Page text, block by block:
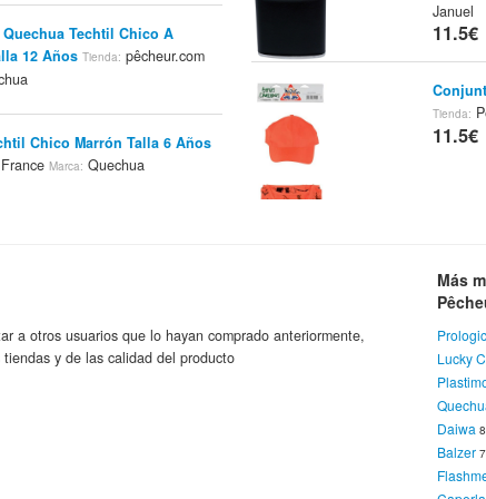
Techtil Chico A
12 Años Tienda: pêcheur.com
Chico Marrón Talla 6 Años
FranceMarca: Quechua
0.7l Color Metal
Januel
11.5€
Tienda:
11.5€
11.5€
Color
11.5€
a otros usuarios que lo hayan comprado anteriormente,
y de las calidad del producto
Más
Prologic
Lucky
Daiwa
Balzer